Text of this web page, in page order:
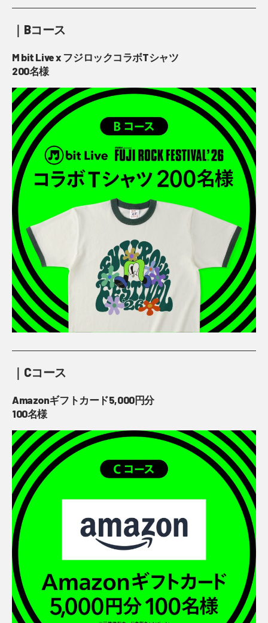
｜Bコース
M bit Live x フジロックコラボTシャツ
200名様
｜Cコース
Amazonギフトカード5,000円分
100名様